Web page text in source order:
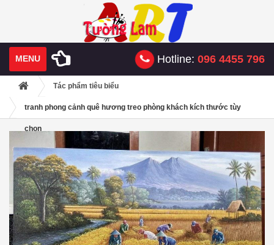
MENU Hotline: 096 4455 796
Tác phẩm tiêu biểu
tranh phong cảnh quê hương treo phòng khách kích thước tùy
chọn